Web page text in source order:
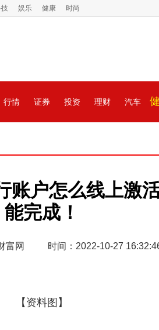
娱乐 健康 时尚
行情 证券 投资 理财 汽车
账户怎么线上激
能完成！
富网 时间：2022-10-27
【资料图】